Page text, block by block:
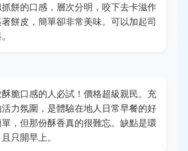
餅的口感，層次分明，咬下去卡滋作
餅皮，簡單卻非常美味。可以加起司
脆口感的人必試！價格超級親民。充
力氛圍，是體驗在地人日常早餐的好
，但那份酥香真的很難忘。缺點是環
只開早上。